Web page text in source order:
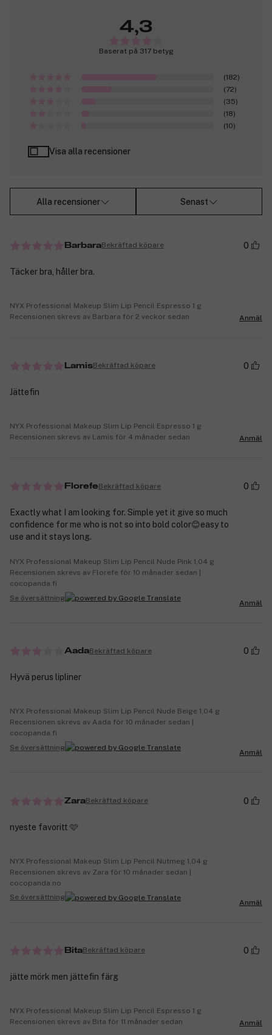
4,3
Baserat på 317 betyg
(182)
(72)
(35)
(18)
(10)
Visa alla recensioner
Alla recensioner Senast
BarbaraBekräftad köpare 0
Täcker bra, håller bra.
NYX Professional Makeup Slim Lip Pencil Espresso 1 g
Recensionen skrevs av Barbara för 2 veckor sedan
Anmäl
LamisBekräftad köpare 0
Jättefin
NYX Professional Makeup Slim Lip Pencil Espresso 1 g
Recensionen skrevs av Lamis för 4 månader sedan
Anmäl
FlorefeBekräftad köpare 0
Exactly what I am looking for. Simple yet it give so much
confidence for me who is not so into bold color😊easy to
use and it stays long.
NYX Professional Makeup Slim Lip Pencil Nude Pink 1,04 g
Recensionen skrevs av Florefe för 10 månader sedan |
cocopanda.fi
Se översättning
Anmäl
AadaBekräftad köpare 0
Hyvä perus lipliner
NYX Professional Makeup Slim Lip Pencil Nude Beige 1,04 g
Recensionen skrevs av Aada för 10 månader sedan |
cocopanda.fi
Se översättning
Anmäl
ZaraBekräftad köpare 0
nyeste favoritt 🩷
NYX Professional Makeup Slim Lip Pencil Nutmeg 1,04 g
Recensionen skrevs av Zara för 10 månader sedan |
cocopanda.no
Se översättning
Anmäl
BitaBekräftad köpare 0
jätte mörk men jättefin färg
NYX Professional Makeup Slim Lip Pencil Espresso 1 g
Recensionen skrevs av Bita för 11 månader sedan
Anmäl